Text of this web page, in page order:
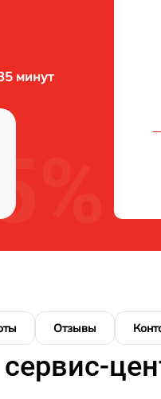
минут
Отзывы